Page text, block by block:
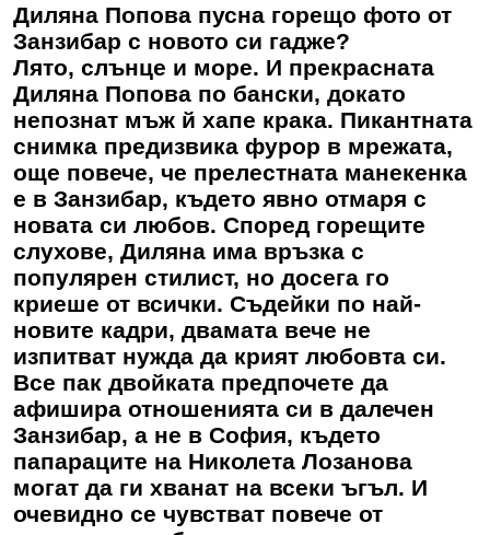
Диляна Попова пусна горещо фото от
Занзибар с новото си гадже?
Лято, слънце и море. И прекрасната
Диляна Попова по бански, докато
непознат мъж й хапе крака. Пикантната
снимка предизвика фурор в мрежата,
още повече, че прелестната манекенка
е в Занзибар, където явно отмаря с
новата си любов. Според горещите
слухове, Диляна има връзка с
популярен стилист, но досега го
криеше от всички. Съдейки по най-
новите кадри, двамата вече не
изпитват нужда да крият любовта си.
Все пак двойката предпочете да
афишира отношенията си в далечен
Занзибар, а не в София, където
папараците на Николета Лозанова
могат да ги хванат на всеки ъгъл. И
очевидно се чувстват повече от